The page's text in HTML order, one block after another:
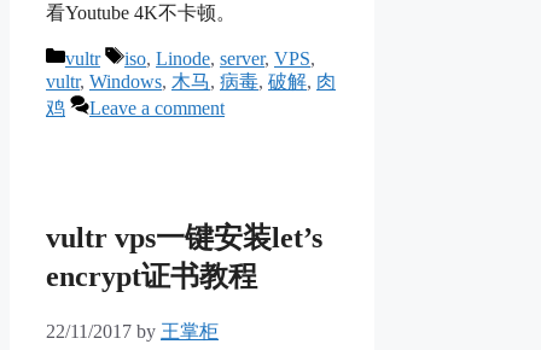
看Youtube 4K不卡顿。
Categories
vultr Tags
iso, Linode, server, VPS,
vultr, Windows, 木马, 病毒, 破解, 肉
鸡
Leave a comment
vultr vps一键安装let’s
encrypt证书教程
22/11/2017 by 王掌柜